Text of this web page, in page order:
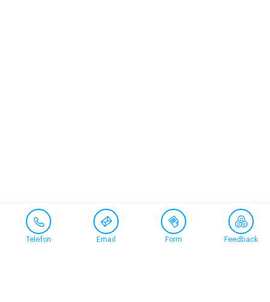
Telefon Email Form Feedback